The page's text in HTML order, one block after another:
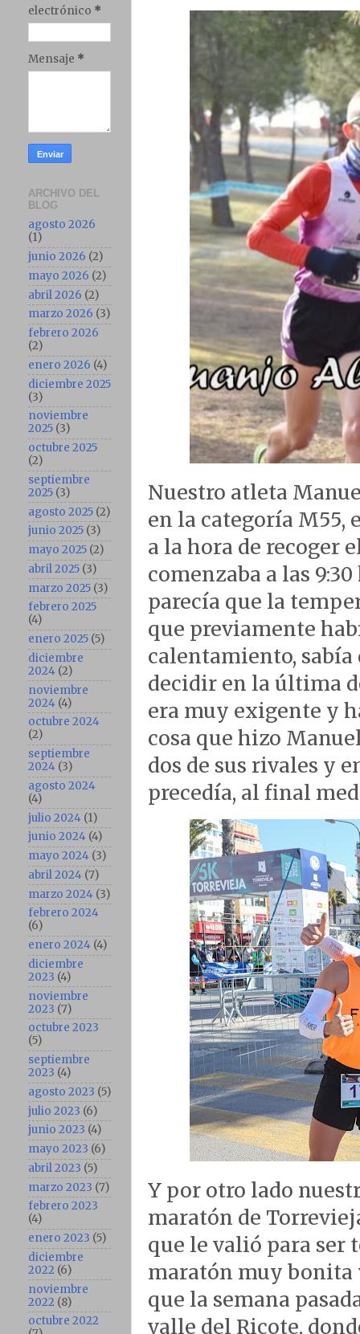
Nuestro atleta
en la categoría M55,
a la hora de recoger
comenzaba a las
parecía que la
que previamente
calentamiento, sabía
decidir en la última
era muy exigente y
cosa que hizo
dos de sus rivales y
precedía, al final
Y por otro lado
maratón de
que le valió para ser
maratón muy bonita
que la semana
valle del Ricote,
electrónico *
Mensaje *
ARCHIVO DEL
BLOG
agosto 2026
(1)
junio 2026 (2)
mayo 2026 (2)
abril 2026 (2)
marzo 2026 (3)
febrero 2026
(2)
enero 2026 (4)
diciembre 2025
(3)
noviembre
2025 (3)
octubre 2025
(2)
septiembre
2025 (3)
agosto 2025 (2)
junio 2025 (3)
mayo 2025 (2)
abril 2025 (3)
marzo 2025 (3)
febrero 2025
(4)
enero 2025 (5)
diciembre
2024 (2)
noviembre
2024 (4)
octubre 2024
(2)
septiembre
2024 (3)
agosto 2024
(4)
julio 2024 (1)
junio 2024 (4)
mayo 2024 (3)
abril 2024 (7)
marzo 2024 (3)
febrero 2024
(6)
enero 2024 (4)
diciembre
2023 (4)
noviembre
2023 (7)
octubre 2023
(5)
septiembre
2023 (4)
agosto 2023 (5)
julio 2023 (6)
junio 2023 (4)
mayo 2023 (6)
abril 2023 (5)
marzo 2023 (7)
febrero 2023
(4)
enero 2023 (5)
diciembre
2022 (6)
noviembre
2022 (8)
octubre 2022